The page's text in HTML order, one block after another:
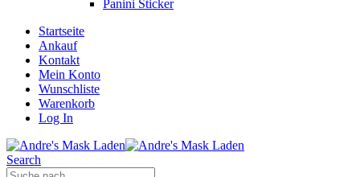
Panini Sticker
Startseite
Ankauf
Kontakt
Mein Konto
Wunschliste
Warenkorb
Log In
Search